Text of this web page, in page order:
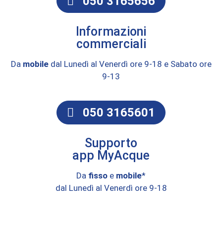
Informazioni
commerciali
Da mobiledal Lunedì al Venerdì ore 9-18 e Sabato ore
9-13
050 3165601
Supporto
app MyAcque
Da fisso e mobile*
dal Lunedì al Venerdì ore 9-18